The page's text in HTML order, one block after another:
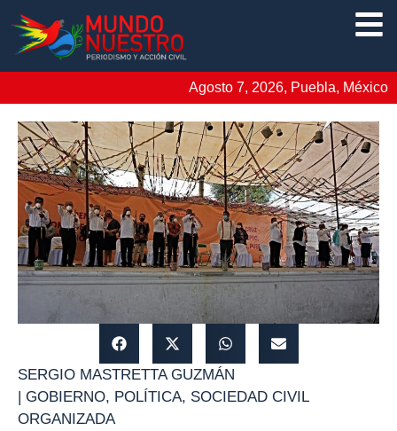
Agosto 7, 2026, Puebla, México
SERGIO MASTRETTA GUZMÁN
| GOBIERNO, POLÍTICA, SOCIEDAD CIVIL
ORGANIZADA